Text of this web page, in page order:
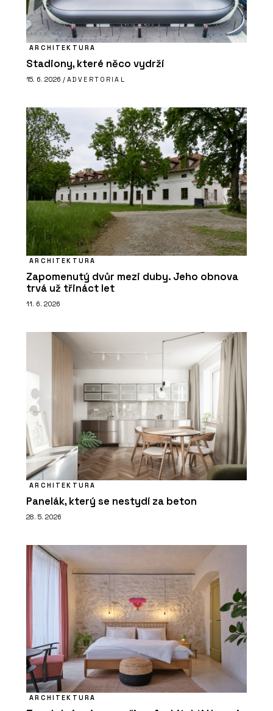
ARCHITEKTURA
Stadiony, které něco vydrží
15. 6. 2026 / ADVERTORIAL
ARCHITEKTURA
Zapomenutý dvůr mezi duby. Jeho obnova
trvá už třináct let
11. 6. 2026
ARCHITEKTURA
Panelák, který se nestydí za beton
28. 5. 2026
ARCHITEKTURA